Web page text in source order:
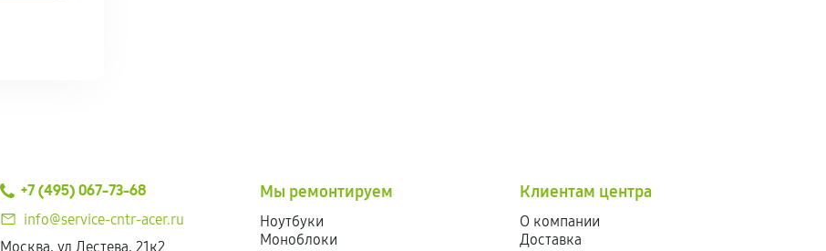
+7 (495) 067-73-68
info@service-cntr-acer.ru
Москва, ул Лестева, 21к2
Мы ремонтируем
Ноутбуки
Моноблоки
Клиентам центра
О компании
Доставка